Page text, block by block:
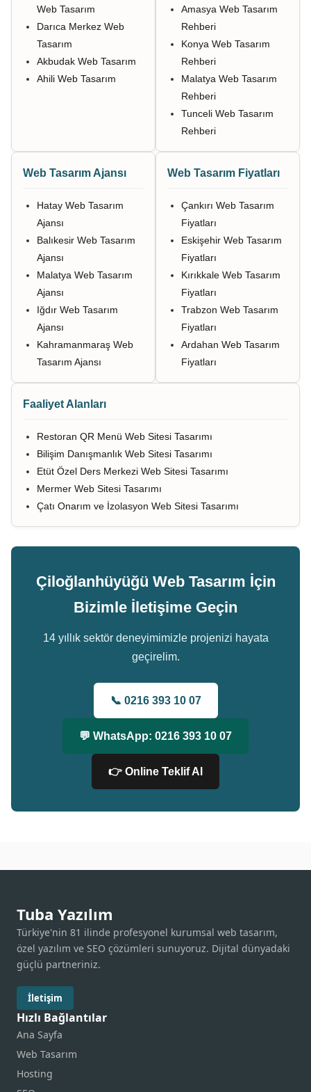
Web Tasarım
Darıca Merkez Web
Tasarım
Akbudak Web Tasarım
Ahili Web Tasarım
Amasya Web Tasarım
Rehberi
Konya Web Tasarım
Rehberi
Malatya Web Tasarım
Rehberi
Tunceli Web Tasarım
Rehberi
Web Tasarım Ajansı
Hatay Web Tasarım
Ajansı
Balıkesir Web Tasarım
Ajansı
Malatya Web Tasarım
Ajansı
Iğdır Web Tasarım
Ajansı
Kahramanmaraş Web
Tasarım Ajansı
Web Tasarım Fiyatları
Çankırı Web Tasarım
Fiyatları
Eskişehir Web Tasarım
Fiyatları
Kırıkkale Web Tasarım
Fiyatları
Trabzon Web Tasarım
Fiyatları
Ardahan Web Tasarım
Fiyatları
Faaliyet Alanları
Restoran QR Menü Web Sitesi Tasarımı
Bilişim Danışmanlık Web Sitesi Tasarımı
Etüt Özel Ders Merkezi Web Sitesi Tasarımı
Mermer Web Sitesi Tasarımı
Çatı Onarım ve İzolasyon Web Sitesi Tasarımı
Çiloğlanhüyüğü Web Tasarım İçin
Bizimle İletişime Geçin
14 yıllık sektör deneyimimizle projenizi hayata
geçirelim.
📞 0216 393 10 07
💬 WhatsApp: 0216 393 10 07
👉 Online Teklif Al
Tuba Yazılım
Türkiye'nin 81 ilinde profesyonel kurumsal web tasarım,
özel yazılım ve SEO çözümleri sunuyoruz. Dijital dünyadaki
güçlü partneriniz.
İletişim
Hızlı Bağlantılar
Ana Sayfa
Web Tasarım
Hosting